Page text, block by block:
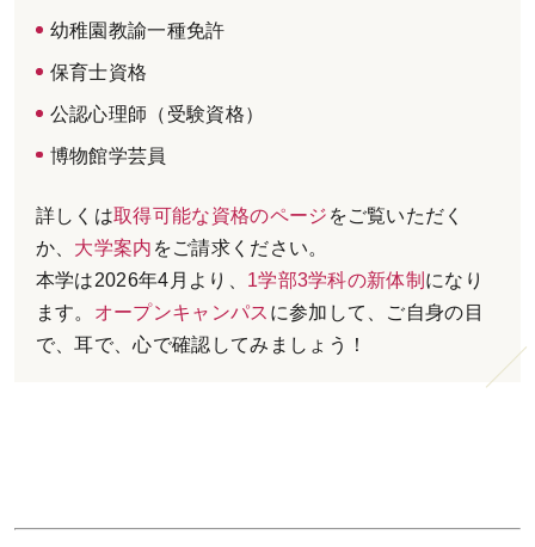
幼稚園教諭一種免許
保育士資格
公認心理師（受験資格）
博物館学芸員
詳しくは取得可能な資格のページ をご覧いただく
か、 大学案内 をご請求ください。
本学は2026年4月より、 1学部3学科の新体制 になり
ます。 オープンキャンパス に参加して、ご自身の目
で、耳で、心で確認してみましょう！